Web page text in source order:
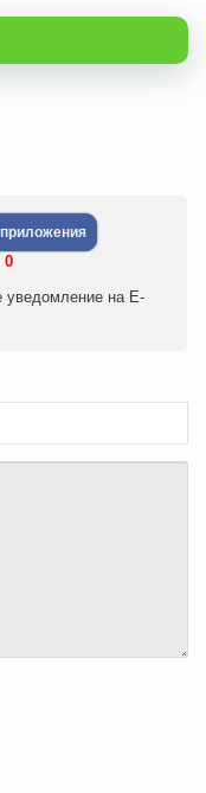
0
уведомление на E-